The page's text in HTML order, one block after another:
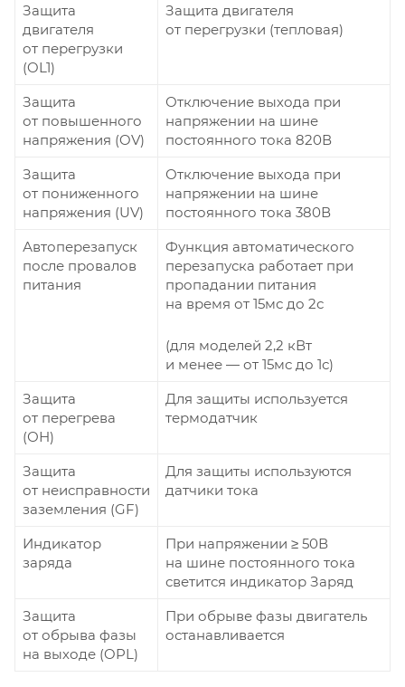
Защита
двигателя
от перегрузки
(OL1)
Защита двигателя
от перегрузки (тепловая)
Защита
от повышенного
напряжения (OV)
Отключение выхода при
напряжении на шине
постоянного тока 820В
Защита
от пониженного
напряжения (UV)
Отключение выхода при
напряжении на шине
постоянного тока 380В
Автоперезапуск
после провалов
питания
Функция автоматического
перезапуска работает при
пропадании питания
на время от 15мс до 2с
(для моделей 2,2 кВт
и менее — от 15мс до 1с)
Защита
от перегрева
(ОН)
Для защиты используется
термодатчик
Защита
от неисправности
заземления (GF)
Для защиты используются
датчики тока
Индикатор
заряда
При напряжении ≥ 50В
на шине постоянного тока
светится индикатор Заряд
Защита
от обрыва фазы
на выходе (OPL)
При обрыве фазы двигатель
останавливается